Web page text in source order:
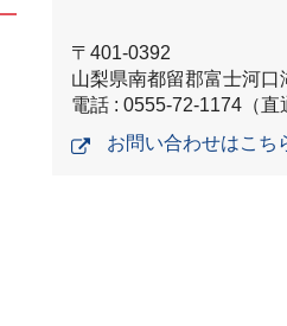
〒401-0392
山梨県南都留郡富士河
電話 : 0555-72-1174（直
お問い合わせはこち